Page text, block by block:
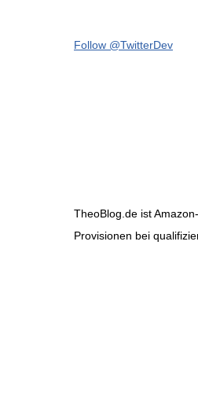
Follow @TwitterDev
TheoBlog.de ist
Provisionen bei